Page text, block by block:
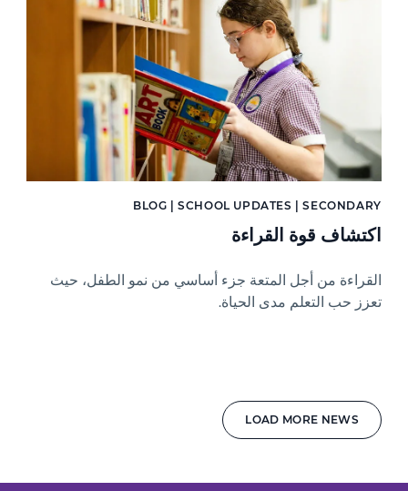
LOAD MORE NEWS
BLOG | SCHOOL UPDATES | SECONDARY
اكتشاف قوة القراءة
القراءة من أجل المتعة جزء أساسي من نمو الطفل، حيث
تعزز حب التعلم مدى الحياة.